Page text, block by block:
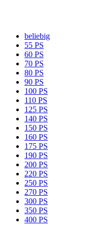
beliebig
55 PS
60 PS
70 PS
80 PS
90 PS
100 PS
110 PS
125 PS
140 PS
150 PS
160 PS
175 PS
190 PS
200 PS
220 PS
250 PS
270 PS
300 PS
350 PS
400 PS